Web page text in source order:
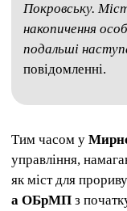
Покровську.
накопичення
подальші
повідомленні.
Тим часом у
управління,
як міст для
а ОБрМП з